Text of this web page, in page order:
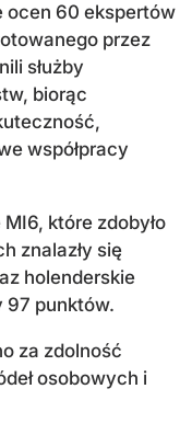
ocen 60 ekspertów
przez
służby
biorąc
współpracy
które zdobyło
znalazły się
holenderskie
97 punktów.
za zdolność
osobowych i